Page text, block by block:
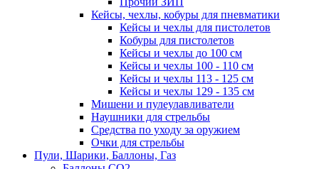
Кейсы, чехлы, кобуры для пневматики
Кейсы и чехлы для пистолетов
Кобуры для пистолетов
Кейсы и чехлы до 100 см
Кейсы и чехлы 100 - 110 см
Кейсы и чехлы 113 - 125 см
Кейсы и чехлы 129 - 135 см
Мишени и пулеулавливатели
Наушники для стрельбы
Средства по уходу за оружием
Очки для стрельбы
Пули, Шарики, Баллоны, Газ